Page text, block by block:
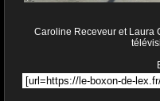
Caroline Receveur et Laura